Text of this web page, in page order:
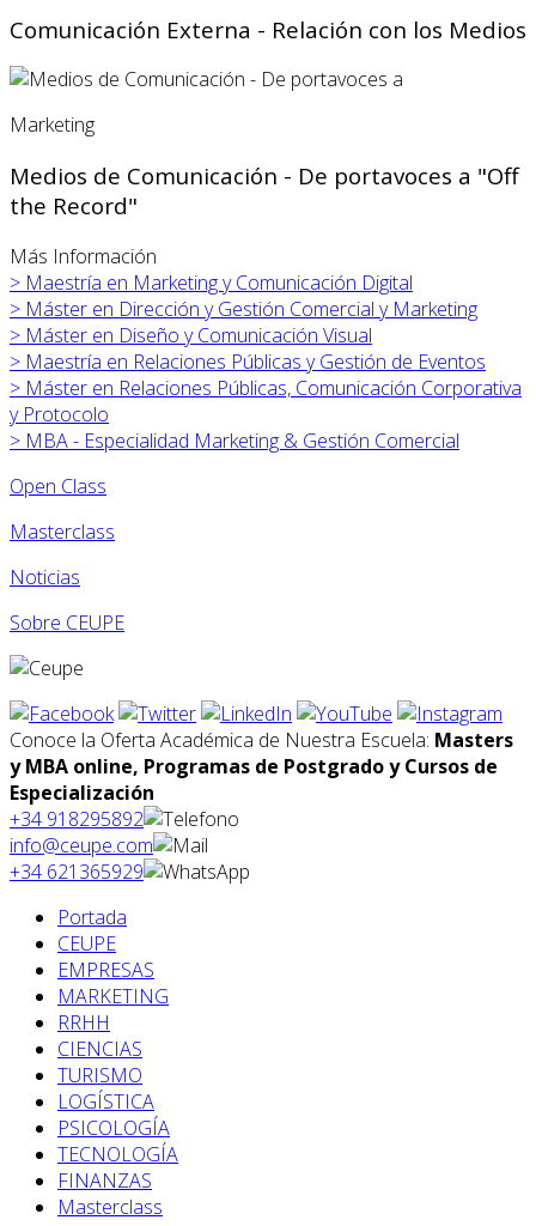
Comunicación Externa - Relación con los Medios
Marketing
Medios de Comunicación - De portavoces a "Off
the Record"
Más Información
> Maestría en Marketing y Comunicación Digital
> Máster en Dirección y Gestión Comercial y Marketing
> Máster en Diseño y Comunicación Visual
> Maestría en Relaciones Públicas y Gestión de Eventos
> Máster en Relaciones Públicas, Comunicación Corporativa
y Protocolo
> MBA - Especialidad Marketing & Gestión Comercial
Open Class
Masterclass
Noticias
Sobre CEUPE
Conoce la Oferta Académica de Nuestra Escuela: Masters
y MBA online, Programas de Postgrado y Cursos de
Especialización
+34 918295892
info@ceupe.com
+34 621365929
Portada
CEUPE
EMPRESAS
MARKETING
RRHH
CIENCIAS
TURISMO
LOGÍSTICA
PSICOLOGÍA
TECNOLOGÍA
FINANZAS
Masterclass